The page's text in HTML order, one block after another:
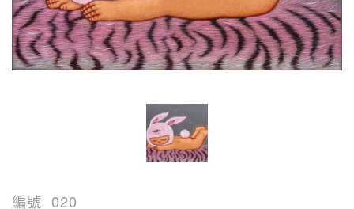
編號 020